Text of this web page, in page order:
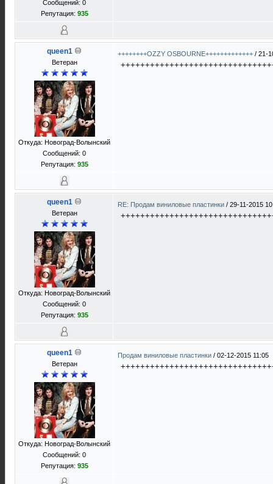
Сообщений: 0
Репутация: 935
queen1
Ветеран
Откуда: Новоград-Волынский
Сообщений: 0
Репутация: 935
++++++++OZZY OSBOURNE+++++++++++++ / 21-
queen1
Ветеран
Откуда: Новоград-Волынский
Сообщений: 0
Репутация: 935
RE: Продам виниловые пластинки / 29-11-2015
queen1
Ветеран
Откуда: Новоград-Волынский
Сообщений: 0
Репутация: 935
Продам виниловые пластинки / 02-12-2015 11:05